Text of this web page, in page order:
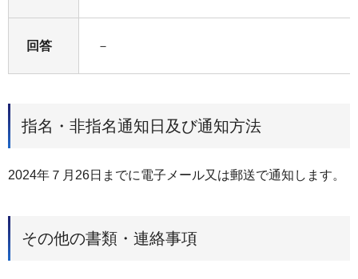
回答 －
指名・非指名通知日及び通知方法
2024年７月26日までに電子メール又は郵送で通知します。
その他の書類・連絡事項